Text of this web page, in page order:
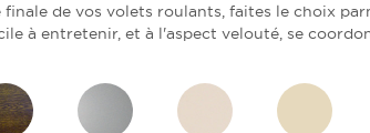
finale de vos volets roulants, faites le choix
à entretenir, et à l'aspect velouté, se